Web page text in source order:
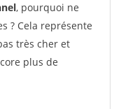
, pourquoi ne
? Cela représente
très cher et
plus de